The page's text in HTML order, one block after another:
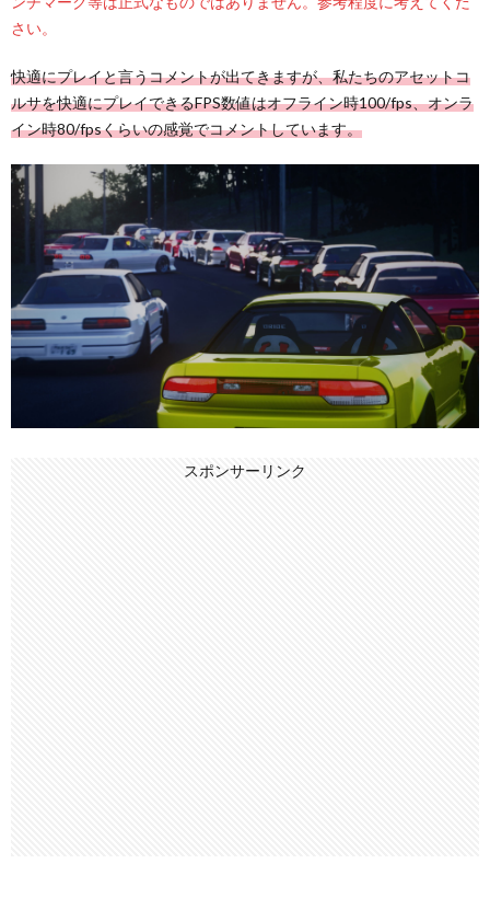
さい。
快適にプレイと言うコメントが出てきますが、私たちのアセットコ
ルサを快適にプレイできるFPS数値はオフライン時100/fps、オンラ
イン時80/fpsくらいの感覚でコメントしています。